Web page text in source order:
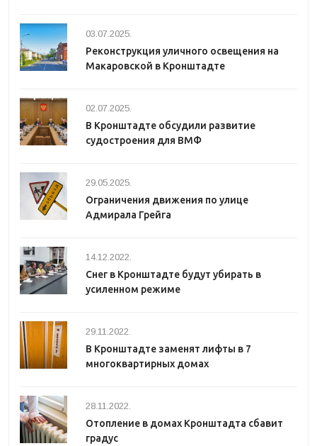
03.07.2025.
Реконструкция уличного освещения на
Макаровской в Кронштадте
02.07.2025.
В Кронштадте обсудили развитие
судостроения для ВМФ
29.05.2025.
Ограничения движения по улице
Адмирала Грейга
14.12.2022.
Снег в Кронштадте будут убирать в
усиленном режиме
29.11.2022.
В Кронштадте заменят лифты в 7
многоквартирных домах
28.11.2022.
Отопление в домах Кронштадта сбавит
градус